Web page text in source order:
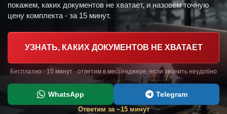
покажем, каких документов не хватает, и назовём точную
цену комплекта - за 15 минут.
УЗНАТЬ, КАКИХ ДОКУМЕНТОВ НЕ ХВАТАЕТ
Бесплатно · 15 минут · ответим в мессенджере, если звонить неудобно
WhatsApp Telegram
Ответим за ~15 минут